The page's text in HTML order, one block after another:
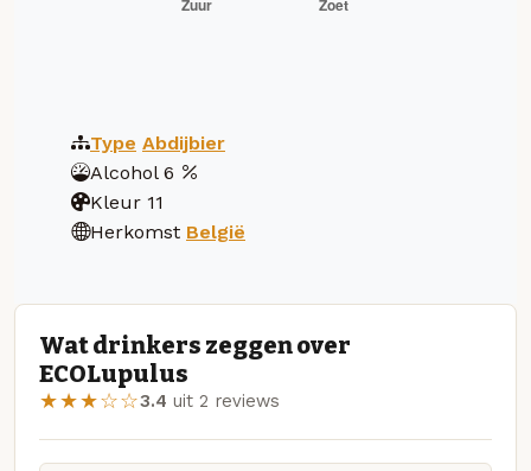
Type Abdijbier
Alcohol 6
Kleur 11
Herkomst België
Wat drinkers zeggen over
ECOLupulus
★★★☆☆3.4 uit 2 reviews